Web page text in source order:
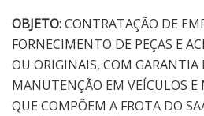
OBJETO:CONTRATAÇÃO DE
FORNECIMENTO DE PEÇAS E
OU ORIGINAIS, COM GARANTIA
MANUTENÇÃO EM VEÍCULOS E
QUE COMPÕEM A FROTA DO